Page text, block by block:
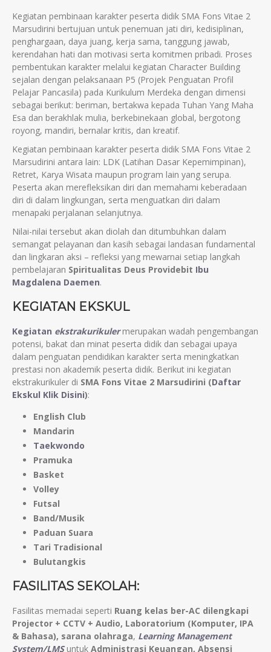
Kegiatan pembinaan karakter peserta didik SMA Fons Vitae 2
Marsudirini bertujuan untuk penemuan jati diri, kedisiplinan,
penghargaan, daya juang, kerja sama, tanggung jawab,
kerendahan hati dan motivasi serta komitmen pribadi. Proses
pembentukan karakter melalui kegiatan Character Building
sejalan dengan pelaksanaan P5 (Projek Penguatan Profil
Pelajar Pancasila) pada Kurikulum Merdeka dengan dimensi
sebagai berikut: beriman, bertakwa kepada Tuhan Yang Maha
Esa dan berakhlak mulia, berkebinekaan global, bergotong
royong, mandiri, bernalar kritis, dan kreatif.
Kegiatan pembinaan karakter peserta didik SMA Fons Vitae 2
Marsudirini antara lain: LDK (Latihan Dasar Kepemimpinan),
Retret, Karya Wisata maupun program lain yang serupa.
Peserta akan merefleksikan diri dan memahami keberadaan
diri di dalam lingkungan, serta menguatkan diri dalam
menapaki perjalanan selanjutnya.
Nilai-nilai tersebut akan diolah dan ditumbuhkan dalam
semangat pelayanan dan kasih sebagai landasan fundamental
dan lingkaran aksi – refleksi yang mewarnai setiap langkah
pembelajaran Spiritualitas Deus Providebit Ibu
Magdalena Daemen.
KEGIATAN EKSKUL
Kegiatan ekstrakurikulermerupakan wadah pengembangan
potensi, bakat dan minat peserta didik dan sebagai upaya
dalam penguatan pendidikan karakter serta meningkatkan
prestasi non akademik peserta didik. Berikut ini kegiatan
ekstrakurikuler di SMA Fons Vitae 2 Marsudirini (Daftar
Ekskul Klik Disini):
English Club
Mandarin
Taekwondo
Pramuka
Basket
Volley
Futsal
Band/Musik
Paduan Suara
Tari Tradisional
Bulutangkis
FASILITAS SEKOLAH:
Fasilitas memadai seperti Ruang kelas ber-AC dilengkapi
Projector + CCTV + Audio, Laboratorium (Komputer, IPA
& Bahasa), sarana olahraga, Learning Management
System/LMSuntuk Administrasi Keuangan, Absensi